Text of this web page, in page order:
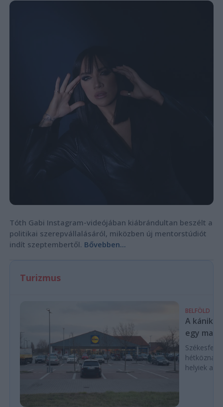
Tóth Gabi Instagram-videójában kiábrándultan beszélt a
politikai szerepvállalásáról, miközben új mentorstúdiót
indít szeptembertől. Bővebben...
Turizmus
BELFÖLD
A
egy
hétköznap
helyiek a